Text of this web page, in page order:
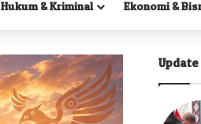
Hukum & Kriminal Ekonomi &